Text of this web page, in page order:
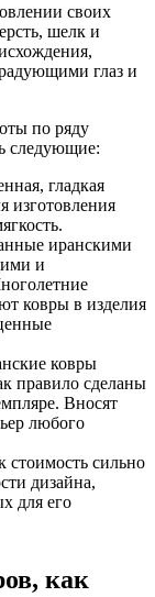
своих
шелк и
глаз и
по ряду
следующие:
гладкая
изготовления
иранскими
и
ковры в изделия
ковры
правило сделаны
Вносят
любого
стоимость сильно
дизайна,
для его
как